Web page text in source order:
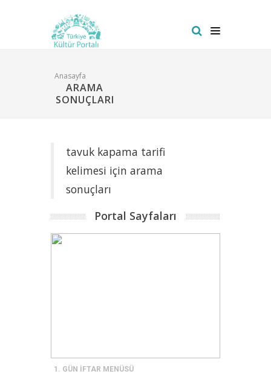
Anasayfa
ARAMA
SONUÇLARI
tavuk kapama tarifi
kelimesi için arama
sonuçları
Portal Sayfaları
1. GÜN İFTAR MENÜSÜ